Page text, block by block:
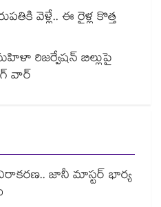
వెళ్లే.. ఈ రైళ్ల కొత్త
రిజర్వేషన్ బిల్లుపై
వార్
జానీ మాస్టర్ భార్య